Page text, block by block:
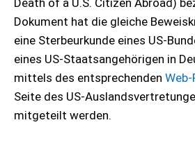
Death of a U.S. Citizen Abroad)
Dokument hat die gleiche
eine Sterbeurkunde eines US-
eines US-Staatsangehörigen in
mittels des entsprechenden
Seite des US-
mitgeteilt werden.